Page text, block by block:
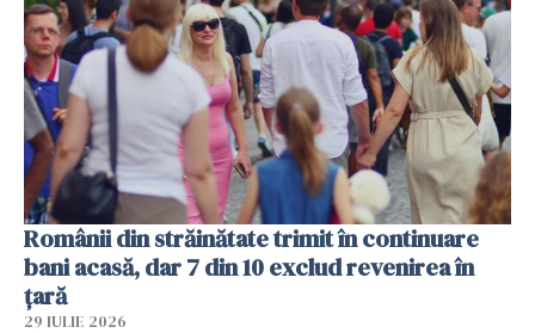
Românii din străinătate trimit în continuare
bani acasă, dar 7 din 10 exclud revenirea în
țară
29 IULIE 2026